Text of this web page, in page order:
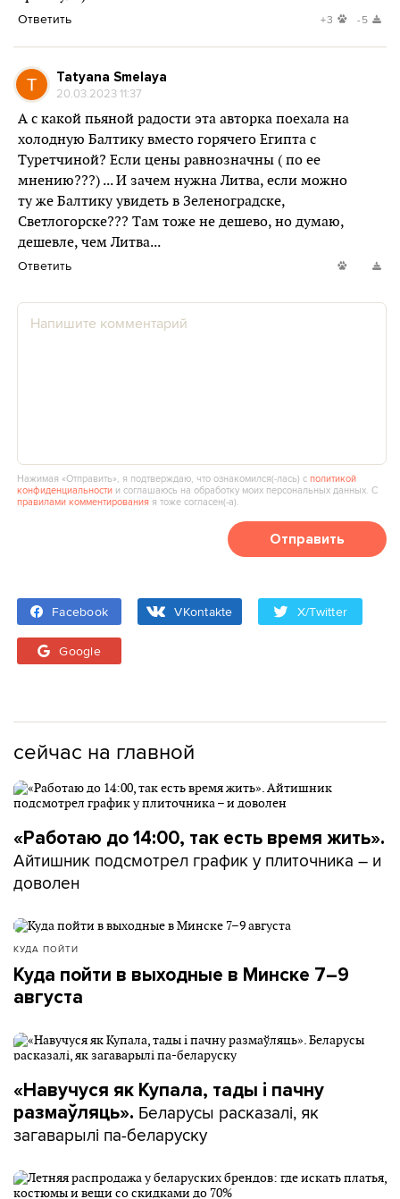
Ответить +3 -5
Tatyana Smelaya
20.03.2023 11:37
А с какой пьяной радости эта авторка поехала на
холодную Балтику вместо горячего Египта с
Туретчиной? Если цены равнозначны ( по ее
мнению???) ... И зачем нужна Литва, если можно
ту же Балтику увидеть в Зеленоградске,
Светлогорске??? Там тоже не дешево, но думаю,
дешевле, чем Литва...
Ответить
Нажимая «Отправить», я подтверждаю, что ознакомился(‑лась) сполитикой
конфиденциальности и соглашаюсь на обработку моих персональных данных. С
правилами комментирования я тоже согласен(‑а).
Отправить
Facebook VKontakte X/Twitter
Google
сейчас на главной
«Работаю до 14:00, так есть время жить».
Айтишник подсмотрел график у плиточника – и
доволен
КУДА ПОЙТИ
Куда пойти в выходные в Минске 7–9
августа
«Навучуся як Купала, тады і пачну
размаўляць». Беларусы расказалі, як
загаварылі па-беларуску